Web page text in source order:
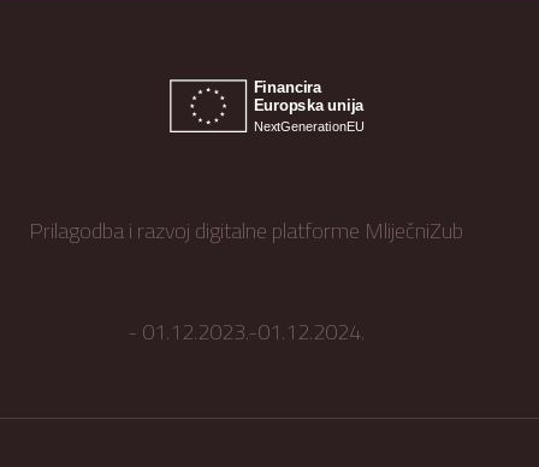
Prilagodba i razvoj digitalne platforme MliječniZub
- 01.12.2023.-01.12.2024.